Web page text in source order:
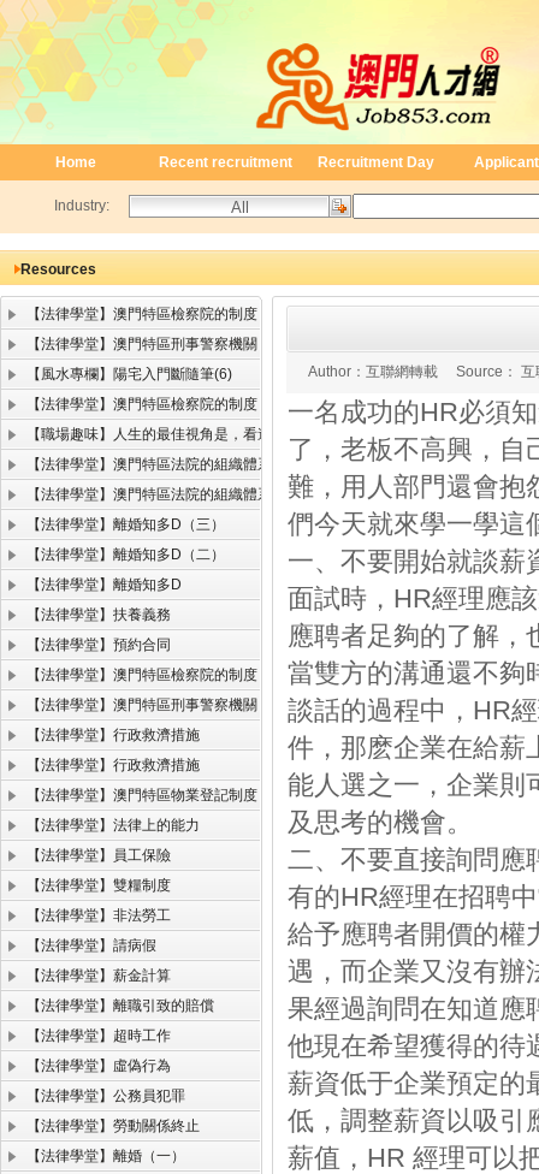
Home Recent recruitment Recruitment Day
Industry:
Resources
【法律學堂】澳門特區檢察院的制度
【法律學堂】澳門特區刑事警察機關
【風水專欄】陽宅入門斷隨筆(6)
【法律學堂】澳門特區檢察院的制度
【職場趣味】人生的最佳視角是，看遠顧近
【法律學堂】澳門特區法院的組織體系（二）
【法律學堂】澳門特區法院的組織體系（一）
【法律學堂】離婚知多D（三）
【法律學堂】離婚知多D（二）
【法律學堂】離婚知多D
【法律學堂】扶養義務
【法律學堂】預約合同
【法律學堂】澳門特區檢察院的制度
【法律學堂】澳門特區刑事警察機關
【法律學堂】行政救濟措施
【法律學堂】行政救濟措施
【法律學堂】澳門特區物業登記制度
【法律學堂】法律上的能力
【法律學堂】員工保險
【法律學堂】雙糧制度
【法律學堂】非法勞工
【法律學堂】請病假
【法律學堂】薪金計算
【法律學堂】離職引致的賠償
【法律學堂】超時工作
【法律學堂】虛偽行為
【法律學堂】公務員犯罪
【法律學堂】勞動關係終止
【法律學堂】離婚（一）
Author： 互聯網轉載 Source： 互
一名成功的HR必須
了，老板不高興，自
難，用人部門還會抱
們今天就來學一學這
一、不要開始就談薪
面試時，HR經理應
應聘者足夠的了解，
當雙方的溝通還不夠
談話的過程中，HR
件，那麽企業在給薪
能人選之一，企業則
及思考的機會。
二、不要直接詢問應
有的HR經理在招聘
給予應聘者開價的權
遇，而企業又沒有辦
果經過詢問在知道應
他現在希望獲得的待
薪資低于企業預定的
低，調整薪資以吸引
薪值，HR 經理可以